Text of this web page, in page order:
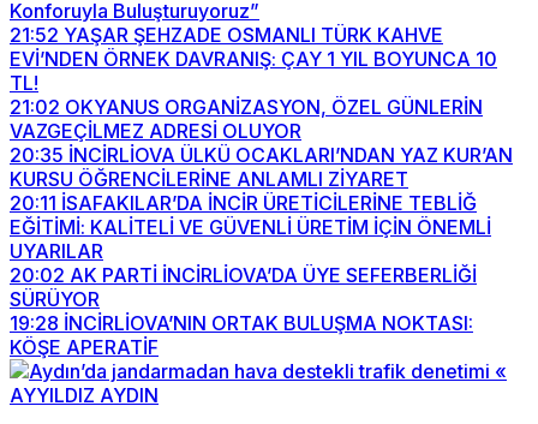
Konforuyla Buluşturuyoruz”
21:52 YAŞAR ŞEHZADE OSMANLI TÜRK KAHVE
EVİ’NDEN ÖRNEK DAVRANIŞ: ÇAY 1 YIL BOYUNCA 10
TL!
21:02 OKYANUS ORGANİZASYON, ÖZEL GÜNLERİN
VAZGEÇİLMEZ ADRESİ OLUYOR
20:35 İNCİRLİOVA ÜLKÜ OCAKLARI’NDAN YAZ KUR’AN
KURSU ÖĞRENCİLERİNE ANLAMLI ZİYARET
20:11 İSAFAKILAR’DA İNCİR ÜRETİCİLERİNE TEBLİĞ
EĞİTİMİ: KALİTELİ VE GÜVENLİ ÜRETİM İÇİN ÖNEMLİ
UYARILAR
20:02 AK PARTİ İNCİRLİOVA’DA ÜYE SEFERBERLİĞİ
SÜRÜYOR
19:28 İNCİRLİOVA’NIN ORTAK BULUŞMA NOKTASI:
KÖŞE APERATİF